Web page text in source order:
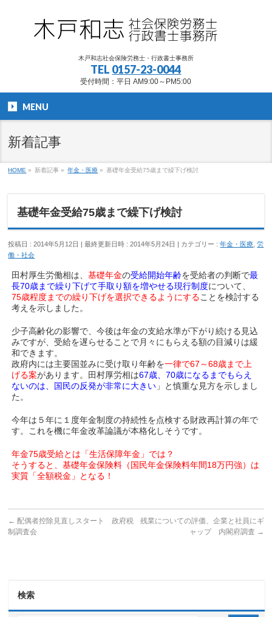
木戸和志社会保険労務士・行政書士事務所
TEL 0157-23-0044
受付時間：平日 AM9:00～PM5:00
MENU
新着記事
HOME » 新着記事 » 年金・医療 » 基礎年金受給75歳まで繰下げ検討
基礎年金受給75歳まで繰下げ検討
投稿日 : 2014年5月12日 最終更新日時 : 2014年5月24日 カテゴリー :年金・医療 ,労
働・社会
田村厚生労働相は、基礎年金の受給開始年齢を受給者の判断で最
長70歳まで繰り下げて手取り額を増やせる現行制度について、
75歳程度までの繰り下げを選択できるようにすることを検討する
考えを示しました。
少子高齢化の影響で、今後は年金の支給水準が下がり続ける見込
みですが、受給を遅らせることで月々にもらえる額の目減りは緩
和できます。
政府内には主要国並みに受け取り年齢を一律で67～68歳まで上
げる案があります。田村厚労相は67歳、70歳になるまでもらえ
ないのは、国民の反発が非常に大きい 」と慎重な見方を示しまし
た。
今年は５年に１度年金制度の持続性を点検する財政再計算の年で
す。これを機に年金改革論議が本格化しそうです。
年金75歳受給とは「生活保障年金」では？
そうすると、基礎年金保険料（国民年金保険料年間18万円強）は
実質「全額税金」となる！
← 配偶者控除見直しスタート 政府税
制調査会
残業についての評価、企業と社員にギ
ャップ 内閣府調査 →
検索